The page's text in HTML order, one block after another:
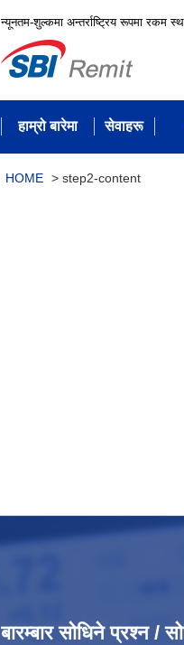
न्यूनतम-शुल्कमा अन्तर्राष्ट्रिय रूपमा रकम
हाम्रो बारेमा सेवाहरू
HOME > step2-content
बारम्बार सोधिने प्रश्न /